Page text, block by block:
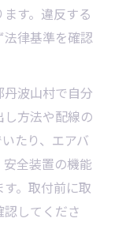
す。違反する
法律基準を確認
波山村で自分
方法や配線の
たり、エアバ
全装置の機能
。取付前に取
してくださ